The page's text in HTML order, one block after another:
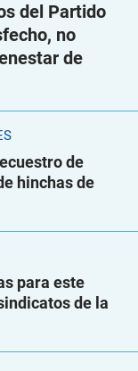
del Partido
no
de
de
hinchas de
para este
de la